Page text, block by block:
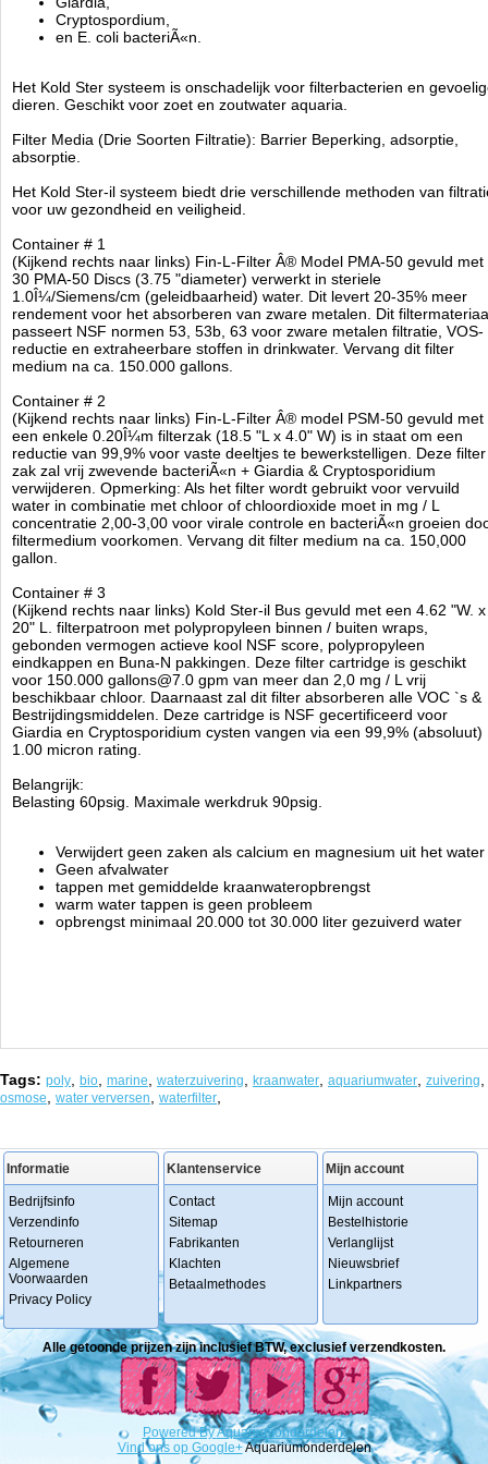
gebonden vermogen actieve kool NSF score, polypropyleen
eindkappen en Buna-N pakkingen. Deze filter cartridge is geschikt
voor 150.000 gallons@7.0 gpm van meer dan 2,0 mg / L vrij
Giardia en Cryptosporidium cysten vangen via een 99,9% (absoluut)
1.00 micron rating.
Belangrijk:
Belasting 60psig. Maximale werkdruk 90psig.
Verwijdert geen zaken als calcium en magnesium uit het water
tappen met gemiddelde kraanwateropbrengst
warm water tappen is geen probleem
opbrengst minimaal 20.000 tot 30.000 liter gezuiverd water
Poly Bio Marine
Model:AL-8005
Product ID:
4.2202 449.95 449.95 Available from:Aquariumonderdelen.nl 2026-08-20
Pre-Order New
Cryptospordium,
en E. coli bacteriÃ«n.
Het Kold Ster systeem is onschadelijk voor filterbacterien en
dieren. Geschikt voor zoet en zoutwater aquaria.
Filter Media (Drie Soorten Filtratie): Barrier Beperking, adsorptie,
absorptie.
Het Kold Ster-il systeem biedt drie verschillende methoden van
voor uw gezondheid en veiligheid.
Container # 1
(Kijkend rechts naar links) Fin-L-Filter Â® Model PMA-50 gevuld met
30 PMA-50 Discs (3.75 "diameter) verwerkt in steriele
1.0Î¼/Siemens/cm (geleidbaarheid) water. Dit levert 20-35% meer
rendement voor het absorberen van zware metalen. Dit
passeert NSF normen 53, 53b, 63 voor zware metalen filtratie, VOS-
reductie en extraheerbare stoffen in drinkwater. Vervang dit filter
medium na ca. 150.000 gallons.
Container # 2
(Kijkend rechts naar links) Fin-L-Filter Â® model PSM-50 gevuld met
een enkele 0.20Î¼m filterzak (18.5 "L x 4.0" W) is in staat om een
reductie van 99,9% voor vaste deeltjes te bewerkstelligen. Deze filter
zak zal vrij zwevende bacteriÃ«n + Giardia & Cryptosporidium
verwijderen. Opmerking: Als het filter wordt gebruikt voor vervuild
water in combinatie met chloor of chloordioxide moet in mg / L
concentratie 2,00-3,00 voor virale controle en bacteriÃ«n groeien
filtermedium voorkomen. Vervang dit filter medium na ca. 150,000
gallon.
Container # 3
(Kijkend rechts naar links) Kold Ster-il Bus gevuld met een 4.62 "W. x
20" L. filterpatroon met polypropyleen binnen / buiten wraps,
gebonden vermogen actieve kool NSF score, polypropyleen
eindkappen en Buna-N pakkingen. Deze filter cartridge is geschikt
voor 150.000 gallons@7.0 gpm van meer dan 2,0 mg / L vrij
beschikbaar chloor. Daarnaast zal dit filter absorberen alle VOC `s &
Bestrijdingsmiddelen. Deze cartridge is NSF gecertificeerd voor
Giardia en Cryptosporidium cysten vangen via een 99,9% (absoluut)
1.00 micron rating.
Belangrijk:
Belasting 60psig. Maximale werkdruk 90psig.
Verwijdert geen zaken als calcium en magnesium uit het water
Geen afvalwater
tappen met gemiddelde kraanwateropbrengst
warm water tappen is geen probleem
opbrengst minimaal 20.000 tot 30.000 liter gezuiverd water
Tags: poly bio marine waterzuivering kraanwater aquariumwater zuivering
osmose water verversen waterfilter
Informatie
Bedrijfsinfo
Verzendinfo
Retourneren
Algemene
Voorwaarden
Privacy Policy
Klantenservice
Contact
Sitemap
Fabrikanten
Klachten
Betaalmethodes
Mijn account
Mijn account
Bestelhistorie
Verlanglijst
Nieuwsbrief
Linkpartners
Alle getoonde prijzen zijn inclusief BTW, exclusief verzendkosten.
PoweredByAquariumonderdelen.
Vind ons op Google+Aquariumonderdelen